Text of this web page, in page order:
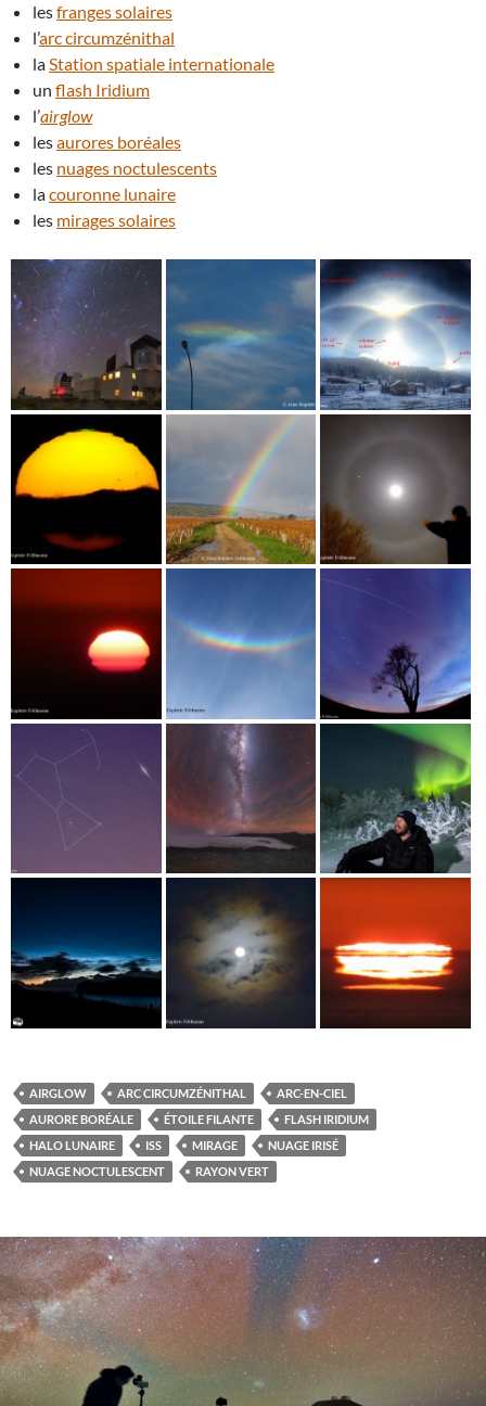
lesfranges solaires
l’arc circumzénithal
laStation spatiale internationale
un flash Iridium
l’airglow
lesaurores boréales
les nuages noctulescents
lacouronne lunaire
les mirages solaires
AIRGLOW ARC CIRCUMZÉNITHAL
ARC-EN-CIEL
AURORE BORÉALE
ÉTOILE FILANTE
FLASH IRIDIUM
HALO LUNAIRE
ISS MIRAGE
NUAGE IRISÉ
NUAGE NOCTULESCENT
RAYON VERT